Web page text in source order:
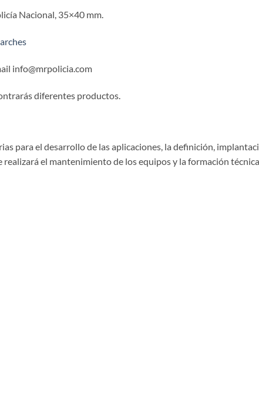
Nacional, 35×40 mm.
info@mrpolicia.com
diferentes productos.
para el desarrollo de las aplicaciones, la definición,
el mantenimiento de los equipos y la formación